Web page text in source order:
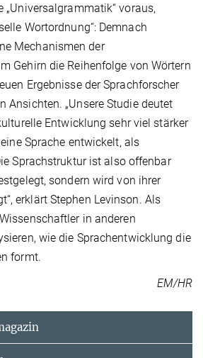
„Universalgrammatik“ voraus,
Wortordnung“: Demnach
Mechanismen der
Gehirn die Reihenfolge von Wörtern
Ergebnisse der Sprachforscher
Ansichten. „Unsere Studie deutet
Entwicklung sehr viel stärker
Sprache entwickelt, als
Sprachstruktur ist also offenbar
sondern wird von ihrer
erklärt Stephen Levinson. Als
in anderen
wie die Sprachentwicklung die
formt.
EM/HR